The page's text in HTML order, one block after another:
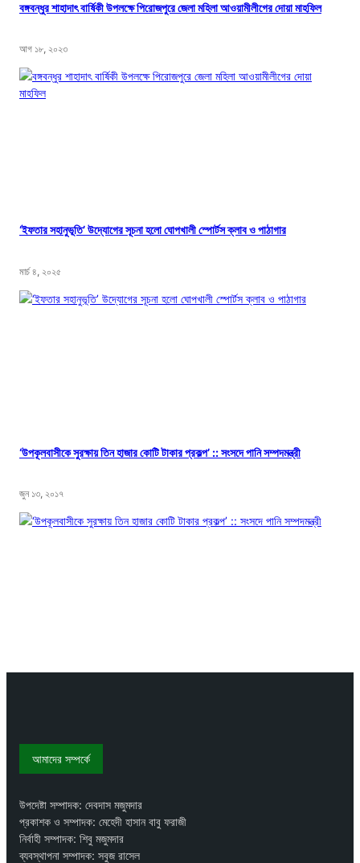
বঙ্গবন্ধুর শাহাদাৎ বার্ষিকী উপলক্ষে পিরোজপুরে জেলা মহিলা আওয়ামীলীগের দোয়া মাহফিল
আগ ১৮, ২০২৩
‘ইফতার সহানুভূতি’ উদ্যোগের সূচনা হলো ঘোপখালী স্পোর্টস ক্লাব ও পাঠাগার
মার্চ ৪, ২০২৫
‘উপকূলবাসীকে সুরক্ষায় তিন হাজার কোটি টাকার প্রকল্প’ :: সংসদে পানি সম্পদমন্ত্রী
জুন ১৩, ২০১৭
আমাদের সম্পর্কে
উপদেষ্টা সম্পাদক: দেবদাস মজুমদার
প্রকাশক ও সম্পাদক: মেহেদী হাসান বাবু ফরাজী
নির্বাহী সম্পাদক: শিবু মজুমদার
ব্যবস্থাপনা সম্পাদক: সবুজ রাসেল